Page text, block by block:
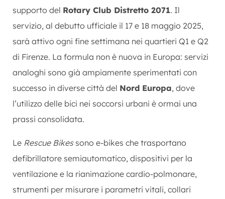
supporto del Rotary Club Distretto 2071. Il
servizio, al debutto ufficiale il 17 e 18 maggio 2025,
sarà attivo ogni fine settimana nei quartieri Q1 e Q2
di Firenze. La formula non è nuova in Europa: servizi
analoghi sono già ampiamente sperimentati con
successo in diverse città del Nord Europa, dove
l’utilizzo delle bici nei soccorsi urbani è ormai una
prassi consolidata.
Le Rescue Bikes sono e-bikes che trasportano
defibrillatore semiautomatico, dispositivi per la
ventilazione e la rianimazione cardio-polmonare,
strumenti per misurare i parametri vitali, collari